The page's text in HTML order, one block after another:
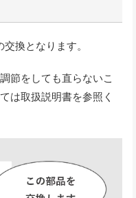
換となります。
節をしても直らないこ
は取扱説明書を参照く